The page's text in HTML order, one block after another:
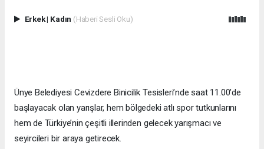
Erkek| Kadın (Haberi Sesli Oku)
Ünye Belediyesi Cevizdere Binicilik Tesisleri’nde saat 11.00’de
başlayacak olan yarışlar, hem bölgedeki atlı spor tutkunlarını
hem de Türkiye’nin çeşitli illerinden gelecek yarışmacı ve
seyircileri bir araya getirecek.